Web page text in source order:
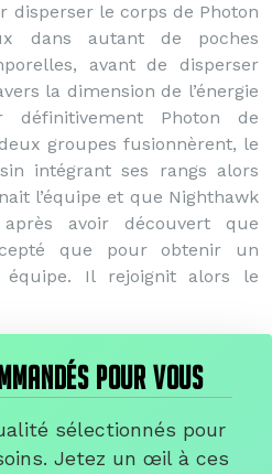
disperser le corps de Photon
dans autant de poches
avant de disperser
la dimension de l’énergie
définitivement Photon de
groupes fusionnèrent, le
intégrant ses rangs alors
l’équipe et que Nighthawk
avoir découvert que
que pour obtenir un
équipe. Il rejoignit alors le
POUR VOUS
sélectionnés pour
Jetez un œil à ces